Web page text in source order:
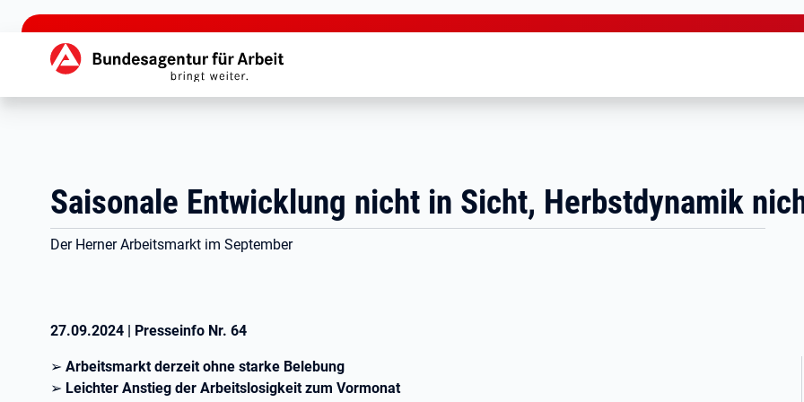
zu den Hauptinhalten springen
Hauptnavigation
Saisonale Entwicklung nicht in Sicht, Herbstdynamik
Der Herner Arbeitsmarkt im September
27.09.2024 | Presseinfo Nr. 64
➢ Arbeitsmarkt derzeit ohne starke Belebung
➢ Leichter Anstieg der Arbeitslosigkeit zum Vormonat